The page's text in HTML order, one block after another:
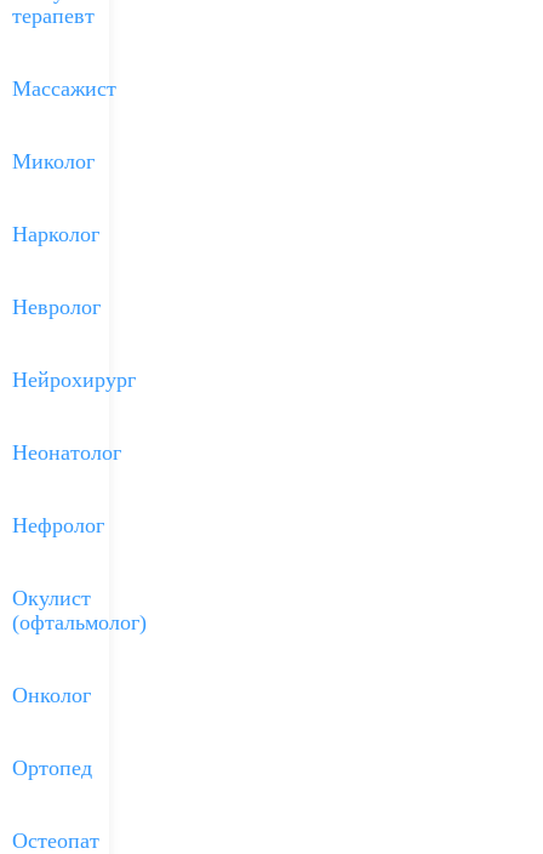
терапевт
Массажист
Миколог
Нарколог
Невролог
Нейрохирург
Неонатолог
Нефролог
Окулист
(офтальмолог)
Онколог
Ортопед
Остеопат